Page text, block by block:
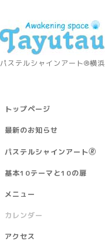
パステルシャインアート®横浜
トップページ
最新のお知らせ
パステルシャインアート🄬
基本10テーマと10の扉
メニュー
カレンダー
アクセス